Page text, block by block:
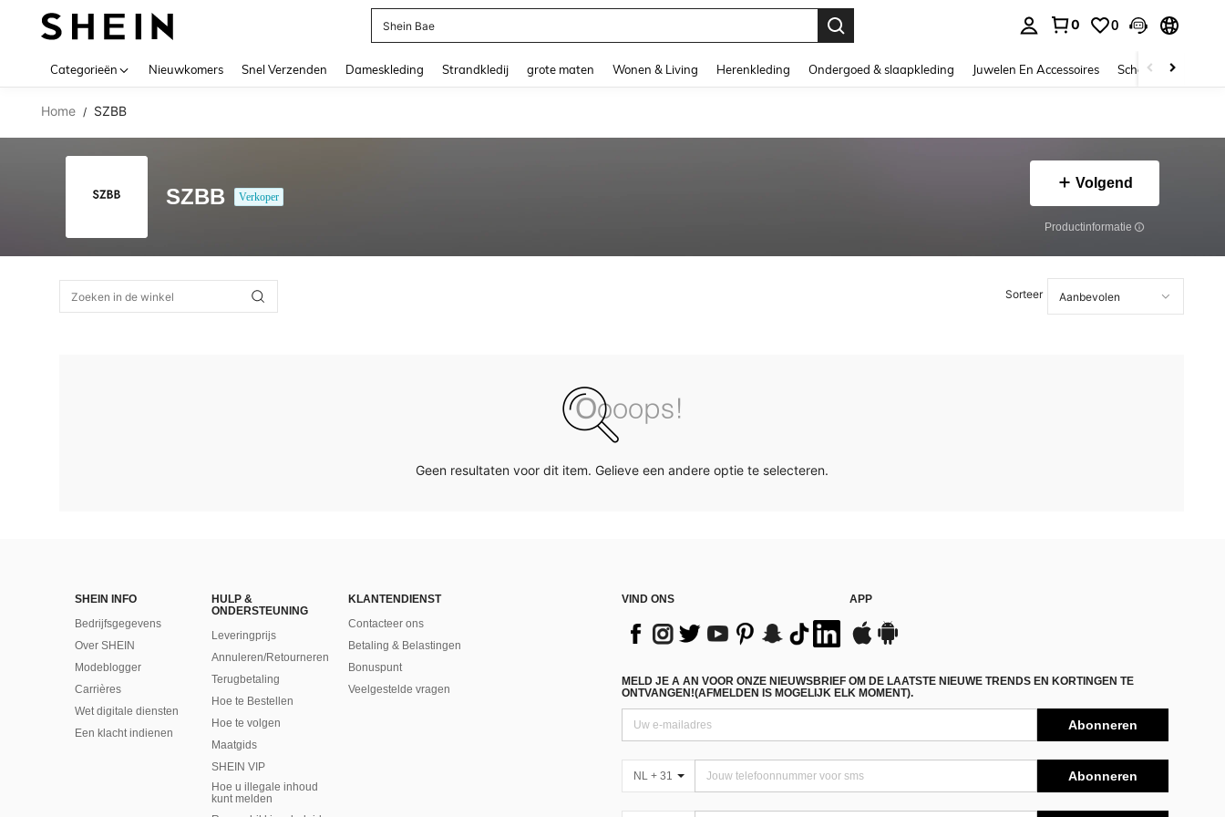
Shein Bae
0 0
Categorieën Nieuwkomers Snel Verzenden Dameskleding Strandkledij grote maten Wonen & Living Herenkleding Ondergoed & slaapkleding Juwelen En Accessoires Schoonheid &
Home / SZBB
SZBB Verkoper
Volgend
Productinformatie
Sorteer
Geen resultaten voor dit item. Gelieve een andere optie te selecteren.
SHEIN INFO
Bedrijfsgegevens
Over SHEIN
Modeblogger
Carrières
Wet digitale diensten
Een klacht indienen
HULP &
ONDERSTEUNING
Leveringprijs
Annuleren/Retourneren
Terugbetaling
Hoe te Bestellen
Hoe te volgen
Maatgids
SHEIN VIP
Hoe u illegale inhoud
kunt melden
KLANTENDIENST
Contacteer ons
Betaling & Belastingen
Bonuspunt
Veelgestelde vragen
VIND ONS APP
MELD JE A AN VOOR ONZE NIEUWSBRIEF OM DE LAATSTE NIEUWE TRENDS EN KORTINGEN TE
ONTVANGEN!(AFMELDEN IS MOGELIJK ELK MOMENT).
Abonneren
NL + 31 Abonneren